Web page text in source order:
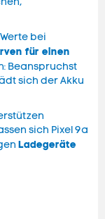
bei
für einen
Beanspruchst
sich der Akku
sich Pixel 9a
Ladegeräte